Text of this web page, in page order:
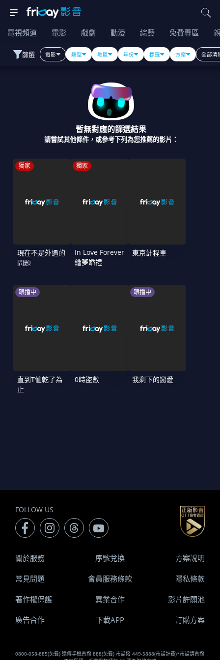
電視頻道 電影 戲劇 動漫 綜藝 免費專區
篩選 電影 類型 地區 年份 標籤 方案 全部清
暫無對應的篩選結果
請嘗試其他條件，或參考下列為您推薦的影片：
獨家
現在不是外遇的
問題
獨家
In Love Forever
繪夢婚禮
東京計程車
跟播中
直到T恤乾了為
止
0時盜數
跟播中
我剩下的戀愛
FOLLOW US
0800-058-885(免費) 遠傳手機直撥 888(免費) 市話撥 449-5888(市話計費)*市話請直撥
關於服務 序號兌換 方案說明
常見問題 會員服務條款 隱私條款
著作權保護 異業合作 影片許願池
廣告合作 下載APP 訂購方案